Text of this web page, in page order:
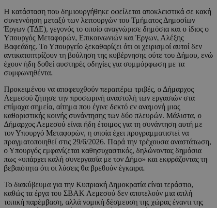
Η κατάσταση που δημιουργήθηκε οφείλεται αποκλειστικά σε κακή
συνεννόηση μεταξύ των λειτουργών του Τμήματος Δημοσίων
Έργων (ΤΔΕ), γεγονός το οποίο αναγνώρισε δημόσια και ο ίδιος ο
Υπουργός Μεταφορών, Επικοινωνιών και Έργων, Αλέξης
Βαφεάδης. Το Υπουργείο ξεκαθαρίζει ότι οι χειρισμοί αυτοί δεν
αντικατοπτρίζουν τη βούληση της κυβέρνησης ούτε του Δήμου, ενώ
έχουν ήδη δοθεί αυστηρές οδηγίες για συμμόρφωση με τα
συμφωνηθέντα.
Προκειμένου να αποφευχθούν περαιτέρω τριβές, ο Δήμαρχος
Λεμεσού ζήτησε την προσωρινή αναστολή των εργασιών στα
επίμαχα σημεία, αίτημα που έγινε δεκτό εν αναμονή μιας
καθοριστικής κοινής συνάντησης των δύο πλευρών. Μάλιστα, ο
Δήμαρχος Λεμεσού είναι ήδη έτοιμος για τη συνάντηση αυτή με
τον Υπουργό Μεταφορών, η οποία έχει προγραμματιστεί να
πραγματοποιηθεί στις 29/6/2026. Παρά την τρέχουσα αναστάτωση,
ο Υπουργός εμφανίζεται καθησυχαστικός, δηλώνοντας δημόσια
πως «υπάρχει καλή συνεργασία με τον Δήμο» και εκφράζοντας τη
βεβαιότητα ότι οι λύσεις θα βρεθούν έγκαιρα.
Το διακύβευμα για την Κυπριακή Δημοκρατία είναι τεράστιο,
καθώς τα έργα του ΣΒΑΚ Λεμεσού δεν αποτελούν μια απλή
τοπική παρέμβαση, αλλά νομική δέσμευση της χώρας έναντι της